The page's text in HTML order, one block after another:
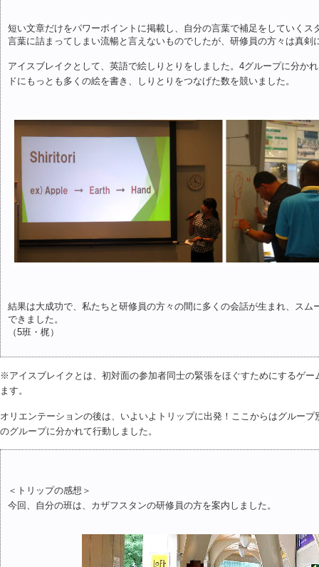
短い文章だけをパワーポイントに掲載し、自分の言葉で補足をしていくス
言葉に詰まってしまい流暢と言えないものでしたが、研修員の方々は真剣
アイスブレイクとして、英語で絵しりとりをしました。4グループに分か
ドにもっとも多くの絵を書き、しりとりをつなげた数を競いました。
結果は大成功で、私たちと研修員の方々の間に多くの会話が生まれ、スム
できました。
（5班・梶）
※アイスブレイクとは、初対面の参加者同士の緊張をほぐすためにするゲー
ます。
オリエンテーションの後は、いよいよトリップに出発！ここからはグルー
のグループに分かれて行動しました。
＜トリップの感想＞
今回、自分の班は、カザフスタンの研修員の方を案内しました。